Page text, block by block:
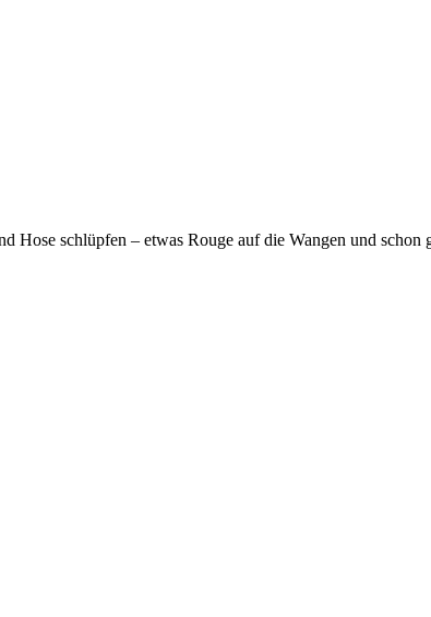
schlüpfen – etwas Rouge auf die Wangen und schon